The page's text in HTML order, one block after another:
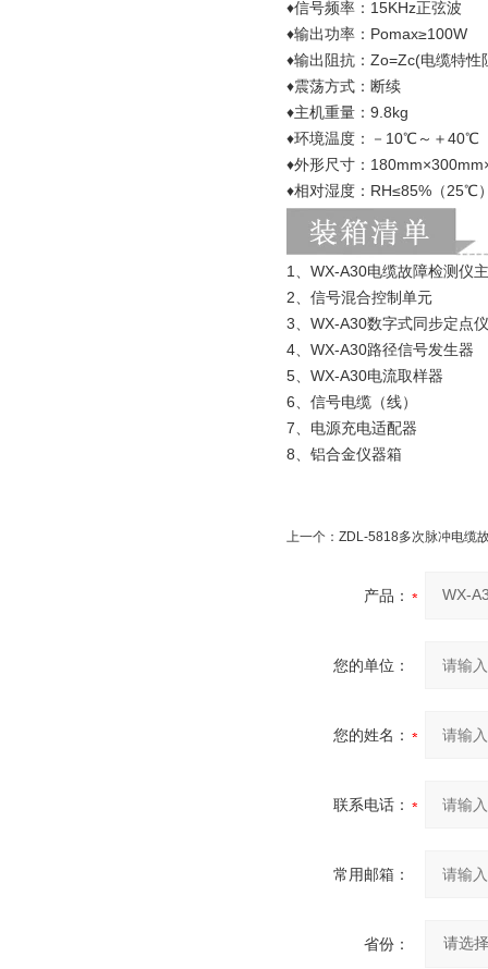
♦信号频率：
♦输出功率：Pomax≥100W
♦输出阻抗：Zo=Zc(
♦震荡方式：断续
♦主机重量
♦环境温度：－10℃～＋40℃
♦外形尺寸：
♦相对湿度：RH≤85%（25℃
1、WX-A30电缆
2、信号混合
3、WX-A30数字式同步定
4、WX-A30路
5、WX-A30
6、信号电缆（线
7、电源充
8、铝合金仪器箱
上一个： ZDL-5818多次脉冲电缆
产品：
您的单位：
您的姓名：
联系电话：
常用邮箱：
省份：